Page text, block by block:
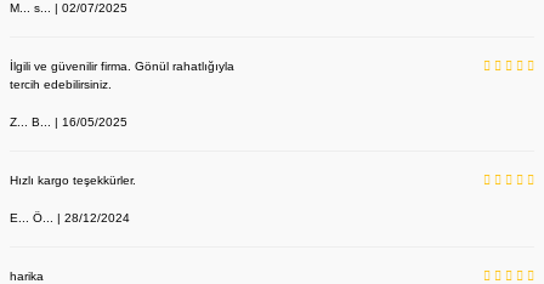
YENİ ÜRÜN
Labor Medikal Tekstil
M... s... | 02/07/2025
İlgili ve güvenilir firma. Gönül rahatlığıyla
tercih edebilirsiniz.
Z... B... | 16/05/2025
Hızlı kargo teşekkürler.
E... Ö... | 28/12/2024
harika